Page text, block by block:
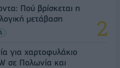
Πού βρίσκεται η
μετάβαση
για χαρτοφυλάκιο
σε Πολωνία και